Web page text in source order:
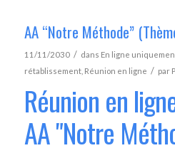
AA “Notre Méthode”
11/11/2030 / dans En ligne
rétablissement, Réunion en ligne / par
Réunion en
AA "Notre